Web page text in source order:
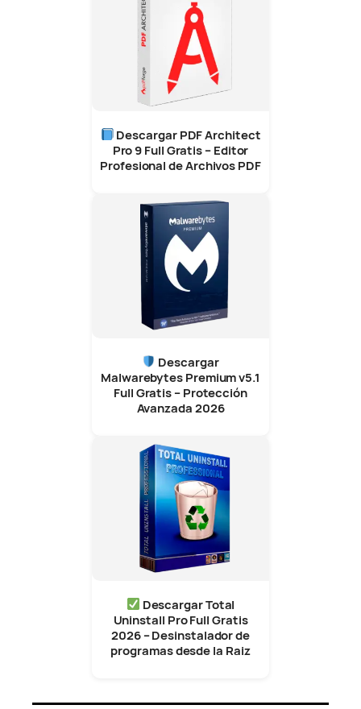
Descargar PDF Architect
Pro 9 Full Gratis – Editor
Profesional de Archivos PDF
Descargar
Malwarebytes Premium v5.1
Full Gratis – Protección
Avanzada 2026
Descargar Total
Uninstall Pro Full Gratis
2026 – Desinstalador de
programas desde la Raiz